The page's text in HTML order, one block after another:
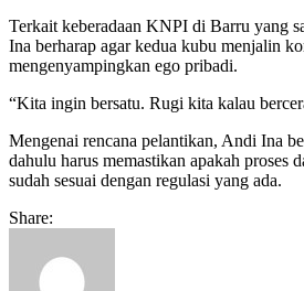
Terkait keberadaan KNPI di Barru yang
Ina berharap agar kedua kubu menjalin
mengenyampingkan ego pribadi.
“Kita ingin bersatu. Rugi kita kalau
Mengenai rencana pelantikan, Andi Ina
dahulu harus memastikan apakah proses
sudah sesuai dengan regulasi yang ada.
Share: